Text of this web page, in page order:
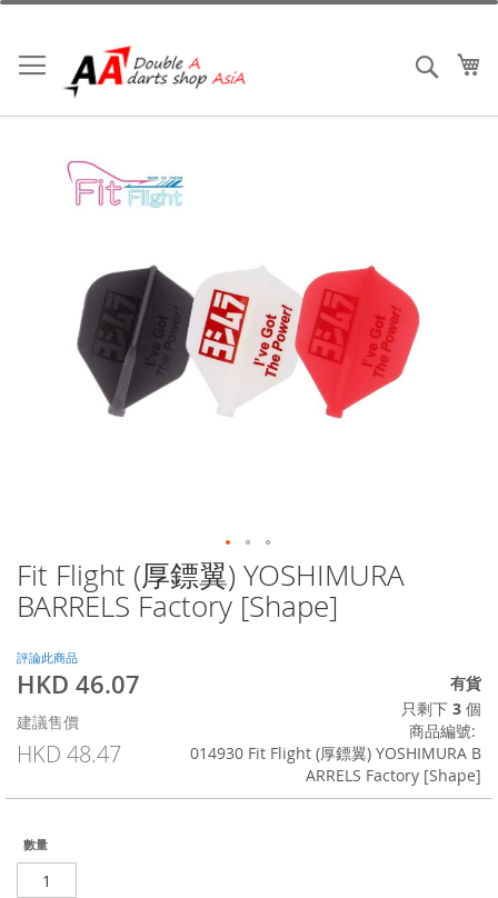
跳
內
容
搜索
Fit Flight (厚鏢翼) YOSHIMURA
BARRELS Factory [Shape]
評論此商品
特
價
格
HKD 46.07
建議售價
HKD 48.47
有貨
只剩下 3 個
商品編號
014930 Fit Flight (厚鏢翼) YOSHIMURA B
ARRELS Factory [Shape]
數量
Skip
to
the
of
the
gallery